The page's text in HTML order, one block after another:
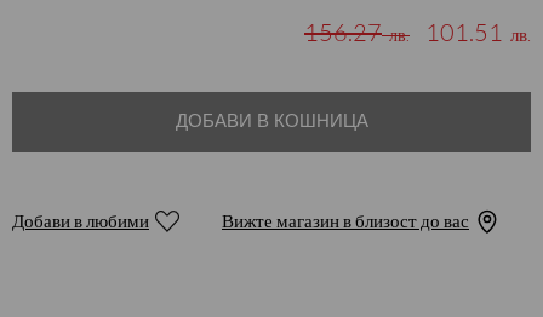
156.27лв. 101.51 лв.
ДОБАВИ В КОШНИЦА
Добави в любими Вижте магазин в близост до вас